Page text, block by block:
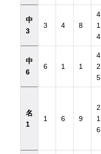
中
3
3 4 8
4
1
4
中
6
6 1 1
4
2
5
名
1
1 6 9
2
1
6